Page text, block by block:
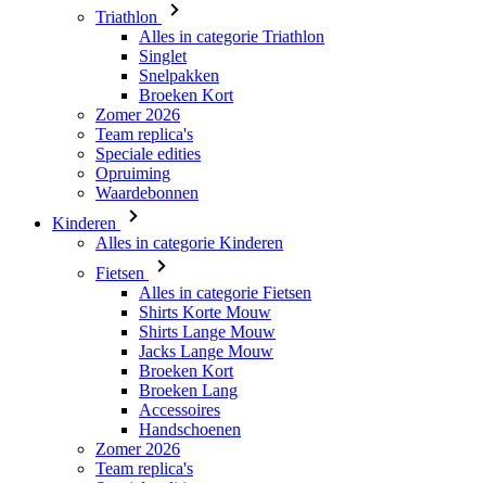
Zomer 2026
Team replica's
Speciale edities
Opruiming
Waardebonnen
Kinderen
Alles in categorie Kinderen
Fietsen
Alles in categorie Fietsen
Shirts Lange Mouw
Jacks Lange Mouw
Broeken Kort
Broeken Lang
Accessoires
Handschoenen
Zomer 2026
Team replica's
Speciale edities
Opruiming
Waardebonnen
Custom Teamwear
Stories